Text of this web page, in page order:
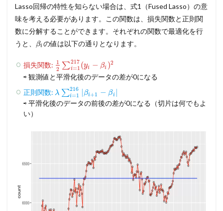
Lasso回帰の特性を知らない場合は、式1（Fused Lasso）の意
味を考える必要があります。この関数は、損失関数と正則関
数に分解することができます。それぞれの関数で最適化を行
うと、 βiの値は以下の通りとなります。
損失関数:
1
2 ∑217
i=1 (yi − βi )2
⇨ 観測値と平滑化後のデータの差が0になる
正則関数: λ ∑216
i=1 βi+1 − βi
⇨ 平滑化後のデータの前後の差が0になる（切片は何でもよ
い）